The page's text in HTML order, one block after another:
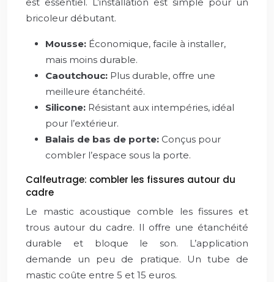
bricoleur débutant.
Mousse: Économique, facile à installer,
mais moins durable.
Caoutchouc: Plus durable, offre une
meilleure étanchéité.
Silicone: Résistant aux intempéries, idéal
pour l’extérieur.
Balais de bas de porte: Conçus pour
combler l’espace sous la porte.
Calfeutrage: combler les fissures autour du
cadre
Le mastic acoustique comble les fissures et
trous autour du cadre. Il offre une étanchéité
durable et bloque le son. L’application
demande un peu de pratique. Un tube de
mastic coûte entre 5 et 15 euros.